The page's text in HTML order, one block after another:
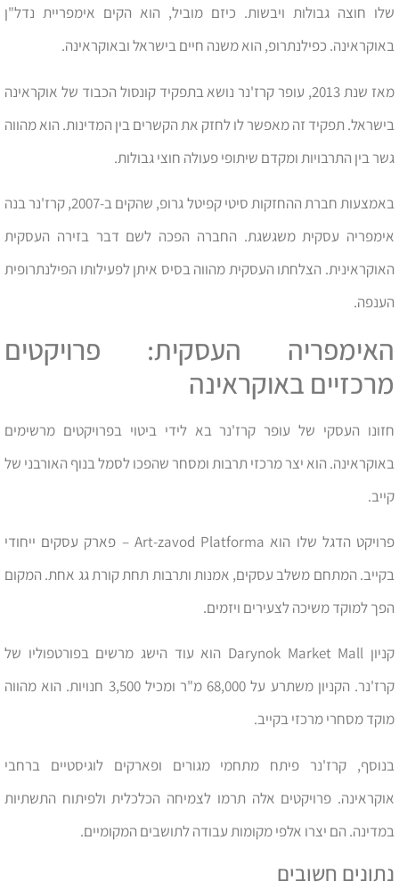
שלו חוצה גבולות ויבשות. כיזם מוביל, הוא הקים אימפריית נדל"ן
באוקראינה. כפילנתרופ, הוא משנה חיים בישראל ובאוקראינה.
מאז שנת 2013, עופר קרז'נר נושא בתפקיד קונסול הכבוד של אוקראינה
בישראל. תפקיד זה מאפשר לו לחזק את הקשרים בין המדינות. הוא מהווה
גשר בין התרבויות ומקדם שיתופי פעולה חוצי גבולות.
באמצעות חברת ההחזקות סיטי קפיטל גרופ, שהקים ב-2007, קרז'נר בנה
אימפריה עסקית משגשגת. החברה הפכה לשם דבר בזירה העסקית
האוקראינית. הצלחתו העסקית מהווה בסיס איתן לפעילותו הפילנתרופית
הענפה.
האימפריה העסקית: פרויקטים
מרכזיים באוקראינה
חזונו העסקי של עופר קרז'נר בא לידי ביטוי בפרויקטים מרשימים
באוקראינה. הוא יצר מרכזי תרבות ומסחר שהפכו לסמל בנוף האורבני של
קייב.
פרויקט הדגל שלו הוא Art-zavod Platforma – פארק עסקים ייחודי
בקייב. המתחם משלב עסקים, אמנות ותרבות תחת קורת גג אחת. המקום
הפך למוקד משיכה לצעירים ויזמים.
קניון Darynok Market Mall הוא עוד הישג מרשים בפורטפוליו של
קרז'נר. הקניון משתרע על 68,000 מ"ר ומכיל 3,500 חנויות. הוא מהווה
מוקד מסחרי מרכזי בקייב.
בנוסף, קרז'נר פיתח מתחמי מגורים ופארקים לוגיסטיים ברחבי
אוקראינה. פרויקטים אלה תרמו לצמיחה הכלכלית ולפיתוח התשתיות
במדינה. הם יצרו אלפי מקומות עבודה לתושבים המקומיים.
נתונים חשובים